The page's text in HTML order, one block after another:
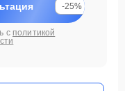
-25%
с политикой